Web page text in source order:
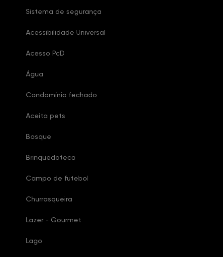
Sistema de segurança
Acessibilidade Universal
Acesso PcD
Água
Condomínio fechado
Aceita pets
Bosque
Brinquedoteca
Campo de futebol
Churrasqueira
Lazer - Gourmet
Lago